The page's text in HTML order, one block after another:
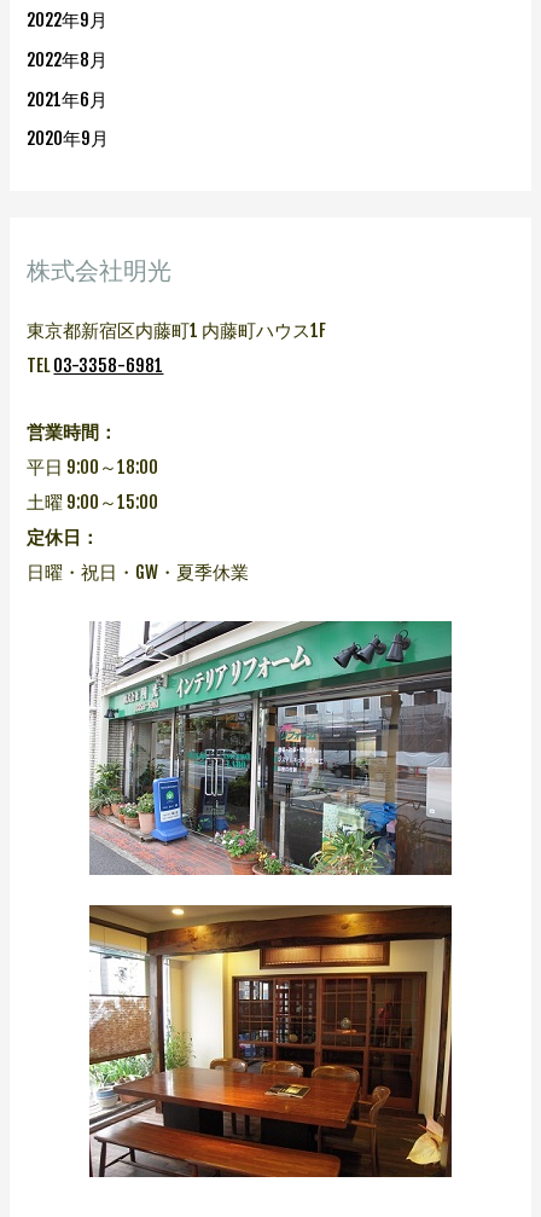
2022年9月
2022年8月
2021年6月
2020年9月
株式会社明光
東京都新宿区内藤町1 内藤町ハウス1F
TEL03-3358-6981
営業時間：
平日 9:00～18:00
土曜 9:00～15:00
定休日：
日曜・祝日・GW・夏季休業